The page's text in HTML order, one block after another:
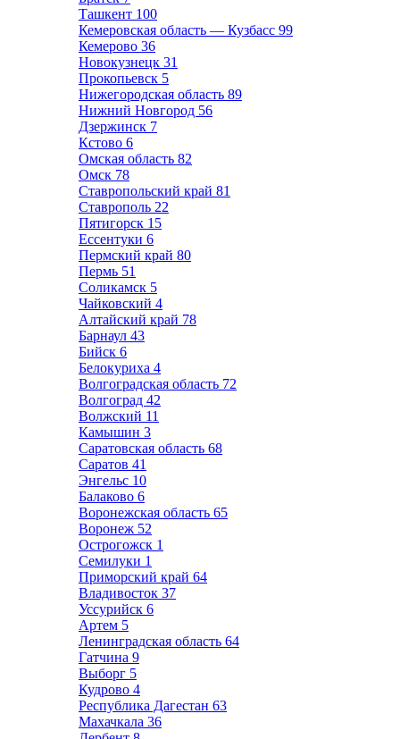
Ташкент 100
Кемеровская область — Кузбасс 99
Кемерово 36
Новокузнецк 31
Прокопьевск 5
Нижегородская область 89
Нижний Новгород 56
Дзержинск 7
Кстово 6
Омская область 82
Омск 78
Ставропольский край 81
Ставрополь 22
Пятигорск 15
Ессентуки 6
Пермский край 80
Пермь 51
Соликамск 5
Чайковский 4
Алтайский край 78
Барнаул 43
Бийск 6
Белокуриха 4
Волгоградская область 72
Волгоград 42
Волжский 11
Камышин 3
Саратовская область 68
Саратов 41
Энгельс 10
Балаково 6
Воронежская область 65
Воронеж 52
Острогожск 1
Семилуки 1
Приморский край 64
Владивосток 37
Уссурийск 6
Артем 5
Ленинградская область 64
Гатчина 9
Выборг 5
Кудрово 4
Республика Дагестан 63
Махачкала 36